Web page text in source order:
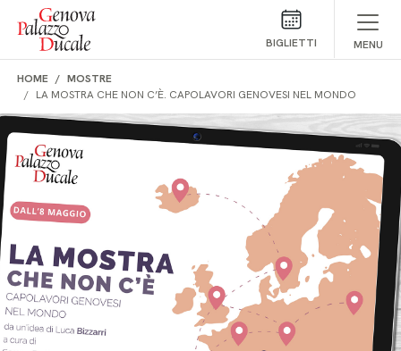
Salta al contenuto
BIGLIETTI MENU
HOME
MOSTRE
LA MOSTRA CHE NON C’È. CAPOLAVORI GENOVESI NEL MONDO